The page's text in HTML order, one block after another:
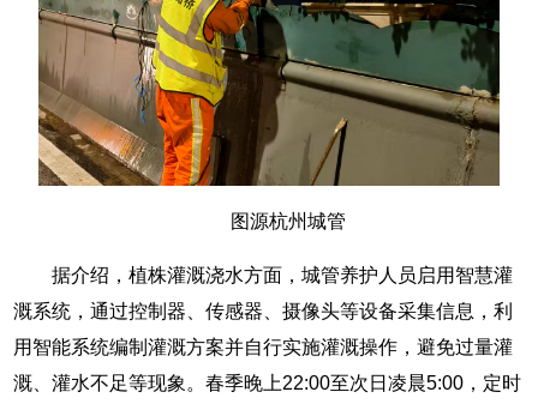
图源杭州城管
据介绍，植株灌溉浇水方面，城管养护人员启用智慧灌
溉系统，通过控制器、传感器、摄像头等设备采集信息，利
用智能系统编制灌溉方案并自行实施灌溉操作，避免过量灌
溉、灌水不足等现象。春季晚上22:00至次日凌晨5:00，定时